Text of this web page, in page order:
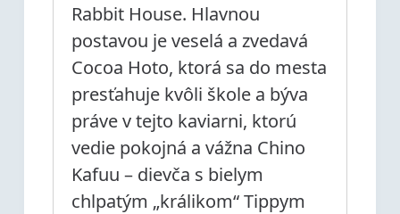
Rabbit House. Hlavnou
postavou je veselá a zvedavá
Cocoa Hoto, ktorá sa do mesta
presťahuje kvôli škole a býva
práve v tejto kaviarni, ktorú
vedie pokojná a vážna Chino
Kafuu – dievča s bielym
chlpatým „králikom“ Tippym